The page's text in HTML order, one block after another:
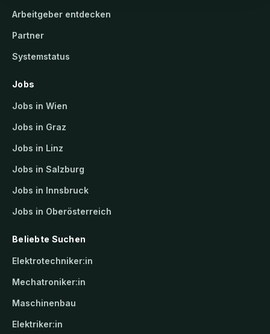
Arbeitgeber entdecken
Partner
Systemstatus
Jobs
Jobs in Wien
Jobs in Graz
Jobs in Linz
Jobs in Salzburg
Jobs in Innsbruck
Jobs in Oberösterreich
Beliebte Suchen
Elektrotechniker:in
Mechatroniker:in
Maschinenbau
Elektriker:in